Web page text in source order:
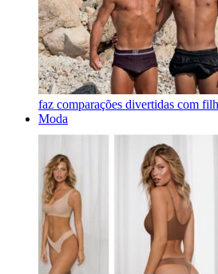
faz comparações divertidas com
Moda